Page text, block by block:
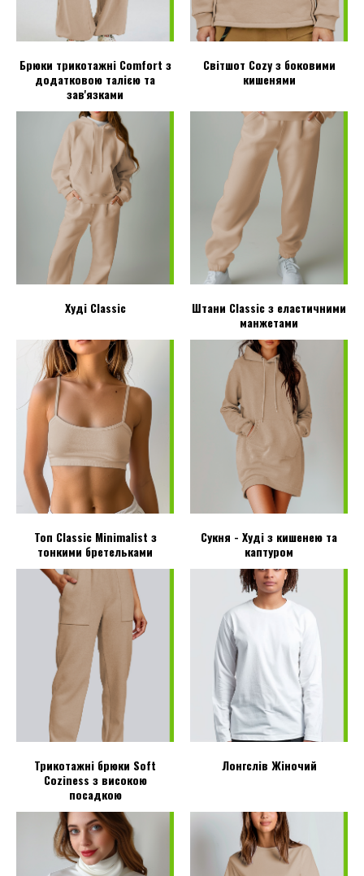
Брюки трикотажні Comfort з
додатковою талією та
зав'язками
Світшот Cozy з боковими
кишенями
Худі Classic
Штани Classic з еластичними
манжетами
Топ Classic Minimalist з
тонкими бретельками
Сукня - Худі з кишенею та
каптуром
Трикотажні брюки Soft
Coziness з високою
посадкою
Лонгслів Жіночий